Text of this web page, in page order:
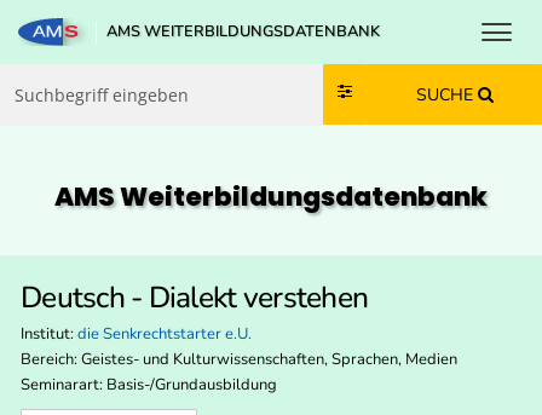
Zum Inhalt springen
Zum Navmenü springen
Zur Suche springen
Zur Footer springen
AMS WEITERBILDUNGSDATENBANK
SUCHE
AMS Weiterbildungs­datenbank
Deutsch - Dialekt verstehen
Institut: die Senkrechtstarter e.U.
Bereich: Geistes- und Kulturwissenschaften, Sprachen, Medien
Seminarart: Basis-/Grundausbildung